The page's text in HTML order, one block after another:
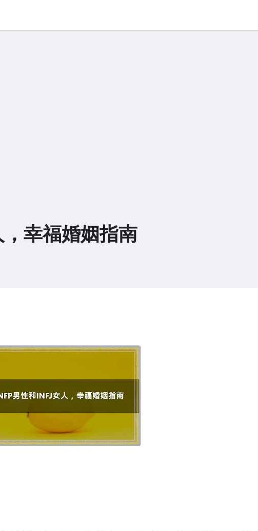
幸福婚姻指南